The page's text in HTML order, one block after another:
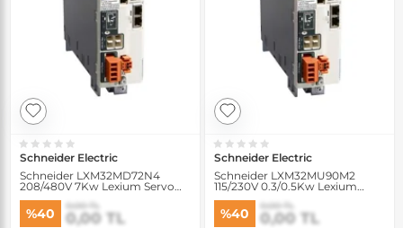
Schneider Electric
Schneider LXM32MD72N4
208/480V 7Kw Lexium Servo
%40 0,00 TL
0,00 TL
Schneider Electric
Schneider LXM32MU90M2
115/230V 0.3/0.5Kw Lexium
%40 0,00 TL
0,00 TL